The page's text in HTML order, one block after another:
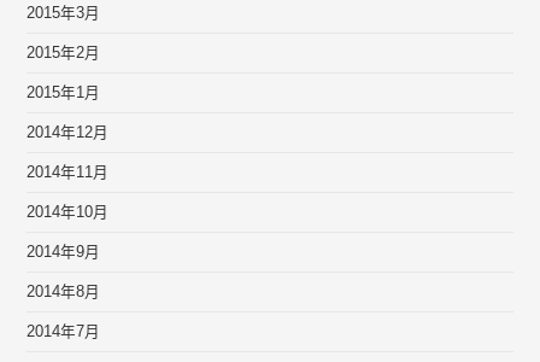
2015年3月
2015年2月
2015年1月
2014年12月
2014年11月
2014年10月
2014年9月
2014年8月
2014年7月